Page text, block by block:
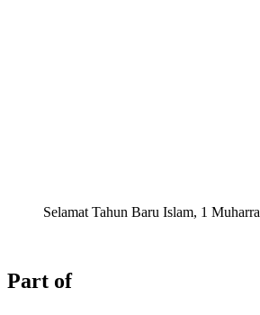
Selamat Tahun Baru Islam, 1
Part of